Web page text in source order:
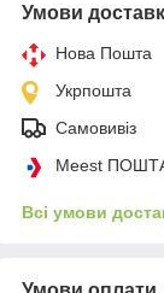
Умови
Нова Пошта
Укрпошта
Самовивіз
Meest
Всі умови